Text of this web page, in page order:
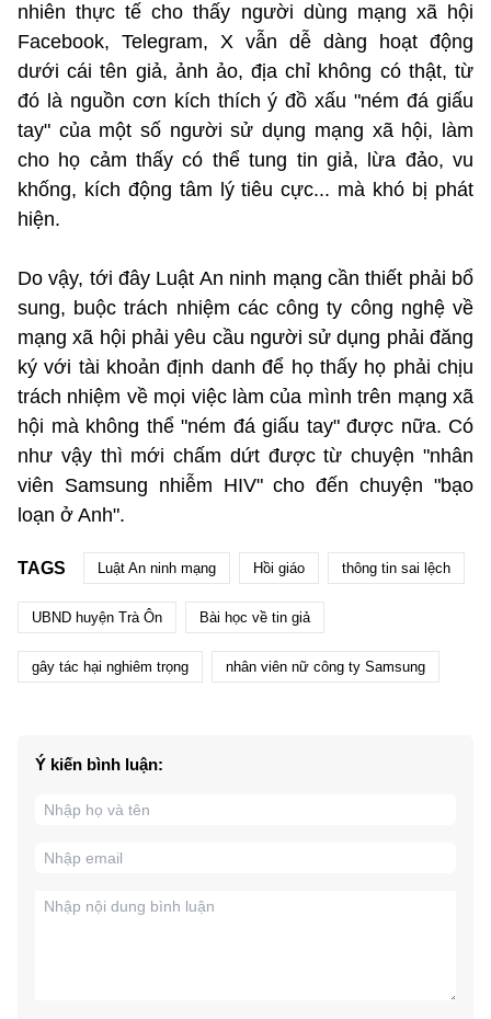
nhiên thực tế cho thấy người dùng mạng xã hội
Facebook, Telegram, X vẫn dễ dàng hoạt động
dưới cái tên giả, ảnh ảo, địa chỉ không có thật, từ
đó là nguồn cơn kích thích ý đồ xấu "ném đá giấu
tay" của một số người sử dụng mạng xã hội, làm
cho họ cảm thấy có thể tung tin giả, lừa đảo, vu
khống, kích động tâm lý tiêu cực... mà khó bị phát
hiện.
Do vậy, tới đây Luật An ninh mạng cần thiết phải bổ
sung, buộc trách nhiệm các công ty công nghệ về
mạng xã hội phải yêu cầu người sử dụng phải đăng
ký với tài khoản định danh để họ thấy họ phải chịu
trách nhiệm về mọi việc làm của mình trên mạng xã
hội mà không thể "ném đá giấu tay" được nữa. Có
như vậy thì mới chấm dứt được từ chuyện "nhân
viên Samsung nhiễm HIV" cho đến chuyện "bạo
loạn ở Anh".
TAGS Luật An ninh mạng Hồi giáo thông tin sai lệch
UBND huyện Trà Ôn Bài học về tin giả
gây tác hại nghiêm trọng nhân viên nữ công ty Samsung
Ý kiến bình luận: